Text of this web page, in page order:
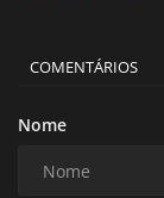
COMENTÁRIOS
Nome